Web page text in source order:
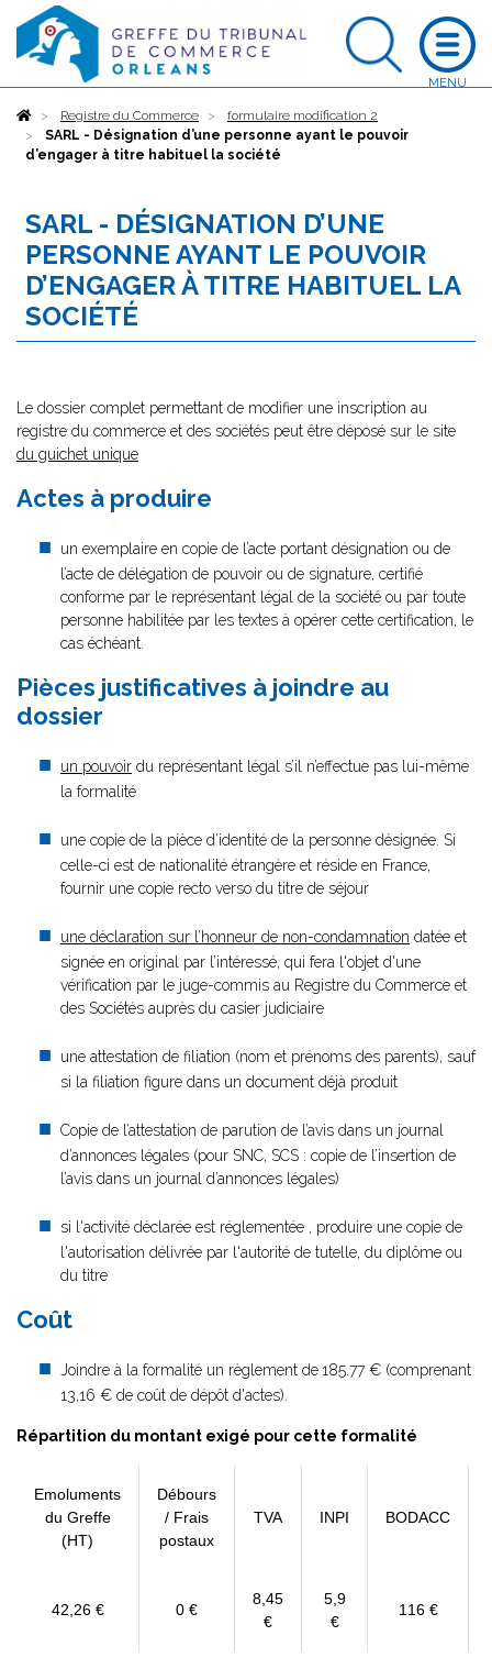
AccueilRegistre du Commerce
formulaire modification 2
SARL - Désignation d’une personne ayant le pouvoir
d’engager à titre habituel la société
SARL - DÉSIGNATION D’UNE
PERSONNE AYANT LE POUVOIR
D’ENGAGER À TITRE HABITUEL LA
SOCIÉTÉ
Le dossier complet permettant de modifier une inscription au
registre du commerce et des sociétés peut être déposé sur le site
du guichet unique
Actes à produire
un exemplaire en copie de l’acte portant désignation ou de
l’acte de délégation de pouvoir ou de signature, certifié
conforme par le représentant légal de la société ou par toute
personne habilitée par les textes à opérer cette certification, le
cas échéant.
Pièces justificatives à joindre au
dossier
un pouvoir du représentant légal s’il n’effectue pas lui-même
la formalité
une copie de la pièce d’identité de la personne désignée. Si
celle-ci est de nationalité étrangère et réside en France,
fournir une copie recto verso du titre de séjour
une déclaration sur l’honneur de non-condamnation datée et
signée en original par l’intéressé, qui fera l'objet d'une
vérification par le juge-commis au Registre du Commerce et
des Sociétés auprès du casier judiciaire
une attestation de filiation (nom et prénoms des parents), sauf
si la filiation figure dans un document déjà produit
Copie de l’attestation de parution de l’avis dans un journal
d’annonces légales (pour SNC, SCS : copie de l’insertion de
l’avis dans un journal d’annonces légales)
si l'activité déclarée est réglementée , produire une copie de
l'autorisation délivrée par l'autorité de tutelle, du diplôme ou
du titre
Coût
Joindre à la formalité un règlement de185.77 € (comprenant
13,16 € de coût de dépôt d'actes).
Répartition du montant exigé pour cette formalité
Emoluments
du Greffe
(HT)
Débours
/ Frais
postaux
TVA INPI BODACC
42,26 € 0 €
8,45
€
5,9
€
116 €